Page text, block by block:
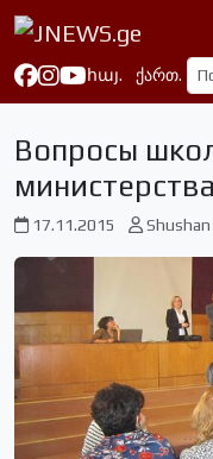
հայ. ქართ.
Вопросы
министерства
17.11.2015